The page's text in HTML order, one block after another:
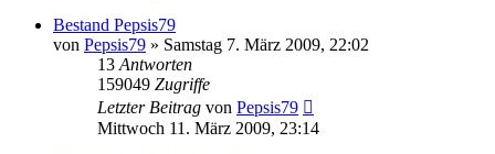
Bestand Pepsis79
von Pepsis79 » Samstag 7. März 2009, 22:02
13 Antworten
159049 Zugriffe
Letzter Beitrag von Pepsis79
Mittwoch 11. März 2009, 23:14